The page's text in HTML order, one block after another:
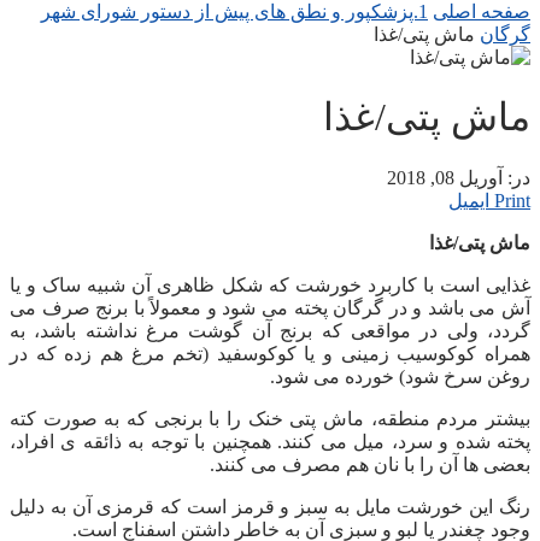
صفحه اصلی
1.پزشکپور و نطق های پیش از دستور شورای شهر
گرگان ماش پتی/غذا
ماش پتی/غذا
در: آوریل 08, 2018
Print ایمیل
ماش پتی/غذا
غذایی است با کاربرد خورشت که شکل ظاهری آن شبیه ساک و یا
آش می باشد و در گرگان پخته می شود و معمولاً با برنج صرف می
گردد، ولی در مواقعی که برنج آن گوشت مرغ نداشته باشد، به
همراه کوکوسیب زمینی و یا کوکوسفید (تخم مرغ هم زده که در
روغن سرخ شود) خورده می شود.
بیشتر مردم منطقه، ماش پتی خنک را با برنجی که به صورت کته
پخته شده و سرد، میل می کنند. همچنین با توجه بهذائقه ی افراد،
بعضی ها آن را با نان هم مصرف می کنند.
رنگ این خورشت مایل به سبز و قرمز است که قرمزی آن به دلیل
وجود چغندر یا لبو و سبزی آن به خاطر داشتن اسفناج است.